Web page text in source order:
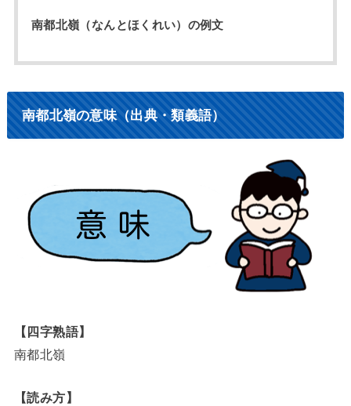
南都北嶺（なんとほくれい）の例文
南都北嶺の意味（出典・類義語）
【四字熟語】
南都北嶺
【読み方】